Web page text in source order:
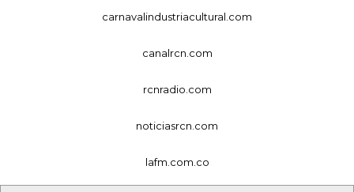
carnavalindustriacultural.com
canalrcn.com
rcnradio.com
noticiasrcn.com
lafm.com.co